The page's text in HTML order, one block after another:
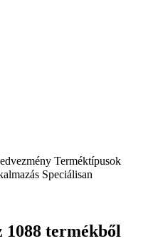
Terméktípusok
Speciálisan
1088 termékből